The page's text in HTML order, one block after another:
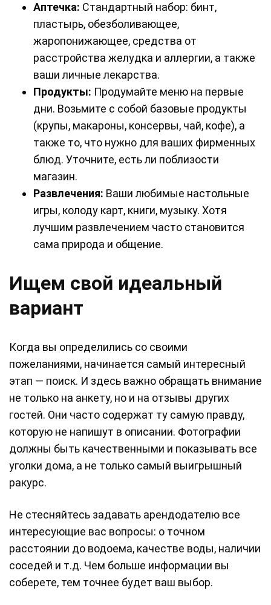
Аптечка: Стандартный набор: бинт,
пластырь, обезболивающее,
жаропонижающее, средства от
расстройства желудка и аллергии, а также
ваши личные лекарства.
Продукты: Продумайте меню на первые
дни. Возьмите с собой базовые продукты
(крупы, макароны, консервы, чай, кофе), а
также то, что нужно для ваших фирменных
блюд. Уточните, есть ли поблизости
магазин.
Развлечения: Ваши любимые настольные
игры, колоду карт, книги, музыку. Хотя
лучшим развлечением часто становится
сама природа и общение.
Ищем свой идеальный
вариант
Когда вы определились со своими
пожеланиями, начинается самый интересный
этап — поиск. И здесь важно обращать внимание
не только на анкету, но и на отзывы других
гостей. Они часто содержат ту самую правду,
которую не напишут в описании. Фотографии
должны быть качественными и показывать все
уголки дома, а не только самый выигрышный
ракурс.
Не стесняйтесь задавать арендодателю все
интересующие вас вопросы: о точном
расстоянии до водоема, качестве воды, наличии
соседей и т.д. Чем больше информации вы
соберете, тем точнее будет ваш выбор.